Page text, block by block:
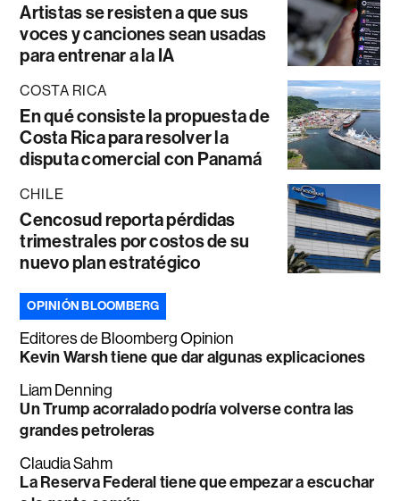
Artistas se resisten a que sus
voces y canciones sean usadas
para entrenar a la IA
COSTA RICA
En qué consiste la propuesta de
Costa Rica para resolver la
disputa comercial con Panamá
CHILE
Cencosud reporta pérdidas
trimestrales por costos de su
nuevo plan estratégico
OPINIÓN BLOOMBERG
Editores de Bloomberg Opinion
Kevin Warsh tiene que dar algunas explicaciones
Liam Denning
Un Trump acorralado podría volverse contra las
grandes petroleras
Claudia Sahm
La Reserva Federal tiene que empezar a escuchar